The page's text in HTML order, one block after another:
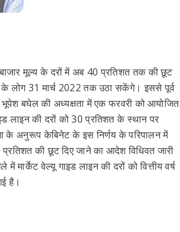
बाजार मूल्य के दरों में अब 40 प्रतिशत तक की छूट
लोग 31 मार्च 2022 तक उठा सकेंगे। इससे पूर्व
भूपेश बघेल की अध्यक्षता में एक फरवरी को आयोजित
लाइन की दरों को 30 प्रतिशत के स्थान पर
के अनुरूप केबिनेट के इस निर्णय के परिपालन में
की छूट दिए जाने का आदेश विधिवत जारी
वेल्यू गाइड लाइन की दरों को वित्तीय वर्ष
है।